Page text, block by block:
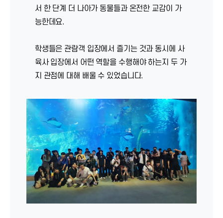
서 한 단계 더 나아가 동물들과 온전한 교감이 가
능한데요.
학생들은 관람객 입장에서 즐기는 것과 동시에 사
육사 입장에서 어떤 역할을 수행해야 하는지 두 가
지 관점에 대해 배울 수 있었습니다.